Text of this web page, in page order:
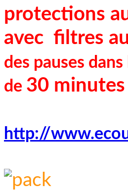
protections
avec filtres
des pauses dans
de 30
http://